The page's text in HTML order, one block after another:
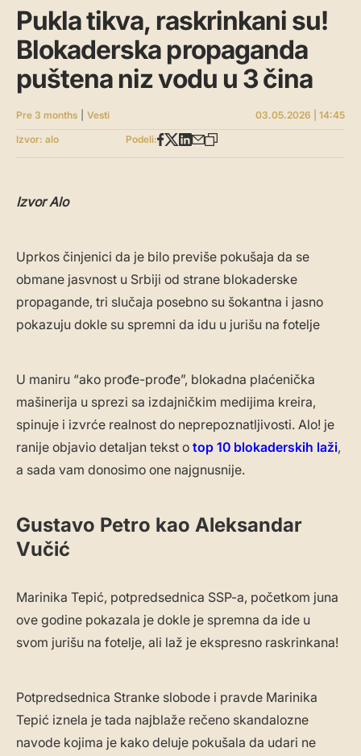
Pukla tikva, raskrinkani su!
Blokaderska propaganda
puštena niz vodu u 3 čina
Pre 3 months Vesti
03.05.2026 | 14:45
Izvor: alo
Podeli:
Izvor Alo
Uprkos činjenici da je bilo previše pokušaja da se
obmane jasvnost u Srbiji od strane blokaderske
propagande, tri slučaja posebno su šokantna i jasno
pokazuju dokle su spremni da idu u jurišu na fotelje
U maniru “ako prođe-prođe”, blokadna plaćenička
mašinerija u sprezi sa izdajničkim medijima kreira,
spinuje i izvrće realnost do neprepoznatljivosti. Alo! je
ranije objavio detaljan tekst o top 10 blokaderskih laži,
a sada vam donosimo one najgnusnije.
Gustavo Petro kao Aleksandar
Vučić
Marinika Tepić, potpredsednica SSP-a, početkom juna
ove godine pokazala je dokle je spremna da ide u
svom jurišu na fotelje, ali laž je ekspresno raskrinkana!
Potpredsednica Stranke slobode i pravde Marinika
Tepić iznela je tada najblaže rečeno skandalozne
navode kojima je kako deluje pokušala da udari ne